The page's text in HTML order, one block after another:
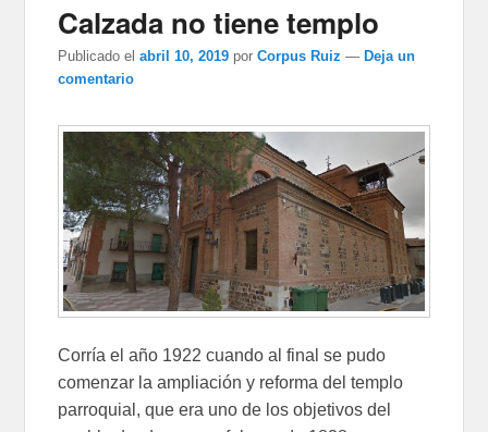
Calzada no tiene templo
Publicado el abril 10, 2019 porCorpus Ruiz —Deja un
comentario
Corría el año 1922 cuando al final se pudo
comenzar la ampliación y reforma del templo
parroquial, que era uno de los objetivos del